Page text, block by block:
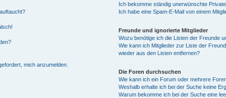
mich anzumelden.
Ich bekomme ständig unerwünschte
Ich habe eine Spam-E-Mail von einem
Freunde und ignorierte Mitglieder
Wozu benötige ich die Listen der Freunde
Wie kann ich Mitglieder zur Liste der
wieder aus den Listen entfernen?
Die Foren durchsuchen
Wie kann ich ein Forum oder mehrere
Weshalb erhalte ich bei der Suche keine
Warum bekomme ich bei der Suche eine